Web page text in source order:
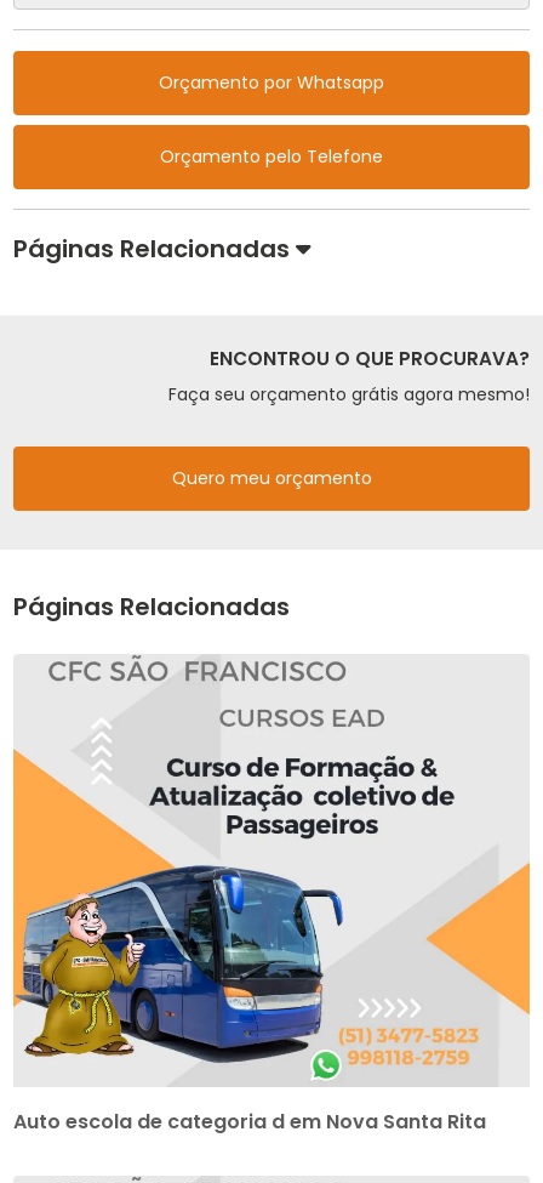
Orçamento por Whatsapp
Orçamento pelo Telefone
Páginas Relacionadas
ENCONTROU O QUE PROCURAVA?
Faça seu orçamento grátis agora mesmo!
Quero meu orçamento
Páginas Relacionadas
Auto escola de categoria d em Nova Santa Rita